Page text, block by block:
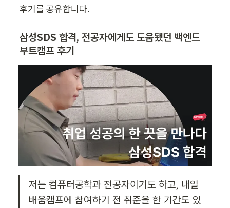
후기를 공유합니다.
삼성SDS 합격, 전공자에게도 도움됐던 백엔드
부트캠프 후기
저는 컴퓨터공학과 전공자이기도 하고, 내일
배움캠프에 참여하기 전 취준을 한 기간도 있